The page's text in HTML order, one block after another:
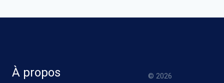
À propos © 2026